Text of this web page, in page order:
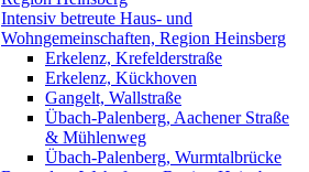
Intensiv betreute Haus- und
Wohngemeinschaften, Region Heinsberg
Erkelenz, Krefelderstraße
Erkelenz, Kückhoven
Gangelt, Wallstraße
Übach-Palenberg, Aachener Straße
& Mühlenweg
Übach-Palenberg, Wurmtalbrücke